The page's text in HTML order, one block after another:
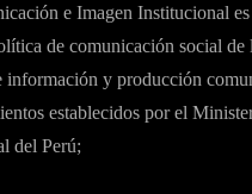
e Imagen Institucional
de comunicación social
y producción
establecidos por el
del Perú;